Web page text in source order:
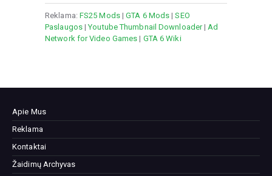
Reklama: FS25 Mods|GTA 6 Mods |SEO
Paslaugos|Youtube Thumbnail Downloader| Ad
Network for Video Games | GTA 6 Wiki
Apie Mus
Reklama
Kontaktai
Žaidimų Archyvas